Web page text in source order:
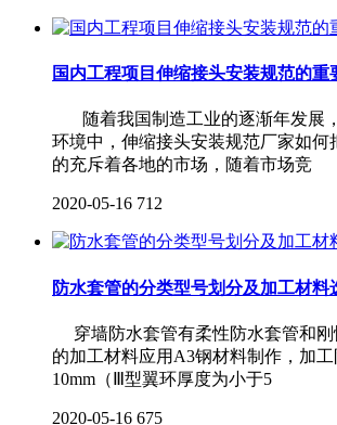
国内工程项目伸缩接头安装规范的重
随着我国制造工业的逐渐年发展，
环境中，伸缩接头安装规范厂家如
的充斥着各地的市场，随着市场竞
2020-05-16 712
防水套管的分类型号划分及加工材料
穿墙防水套管有柔性防水套管和刚
的加工材料应用A3钢材料制作，加
10mm（Ⅲ型翼环厚度为小于5
2020-05-16 675